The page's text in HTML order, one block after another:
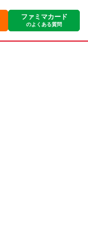
ファミマカード
のよくある質問